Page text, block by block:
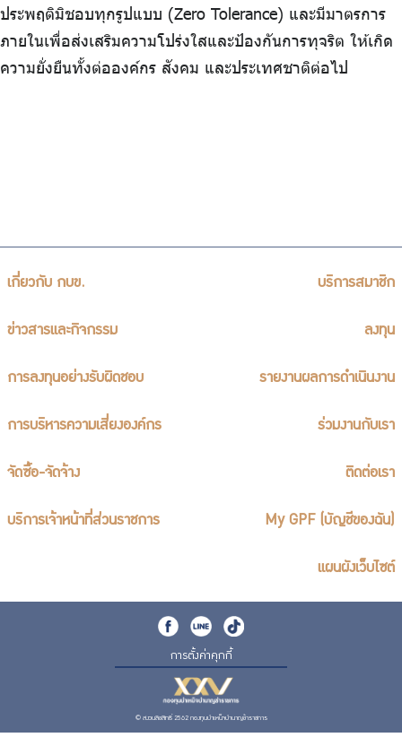
ประพฤติมิชอบทุกรูปแบบ (Zero Tolerance) และมีมาตรการ
ภายในเพื่อส่งเสริมความโปร่งใสและป้องกันการทุจริต ให้เกิด
ความยั่งยืนทั้งต่อองค์กร สังคม และประเทศชาติต่อไป
เกี่ยวกับ กบข. บริการสมาชิก
ข่าวสารและกิจกรรม ลงทุน
การลงทุนอย่างรับผิดชอบ รายงานผลการดำเนินงาน
การบริหารความเสี่ยงองค์กร ร่วมงานกับเรา
จัดซื้อ-จัดจ้าง ติดต่อเรา
บริการเจ้าหน้าที่ส่วนราชการ My GPF (บัญชีของฉัน)
แผนผังเว็บไซต์
การตั้งค่าคุกกี้
© สงวนลิขสิทธิ์ 2562 กองทุนบำเหน็จบำนาญข้าราชการ